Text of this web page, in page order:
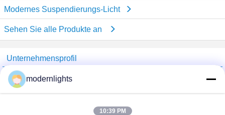
Modernes Suspendierungs-Licht
Sehen Sie alle Produkte an
Unternehmensprofil
China Lighting Online Marketplace
Überprüfte Lieferanten
Verified Suplier
modernlights
10:39 PM